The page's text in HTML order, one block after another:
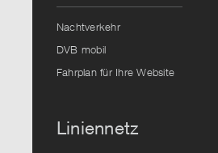
Nachtverkehr
DVB mobil
Fahrplan für Ihre Website
Liniennetz